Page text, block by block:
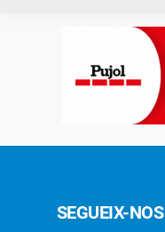
SEGUEIX-NOS